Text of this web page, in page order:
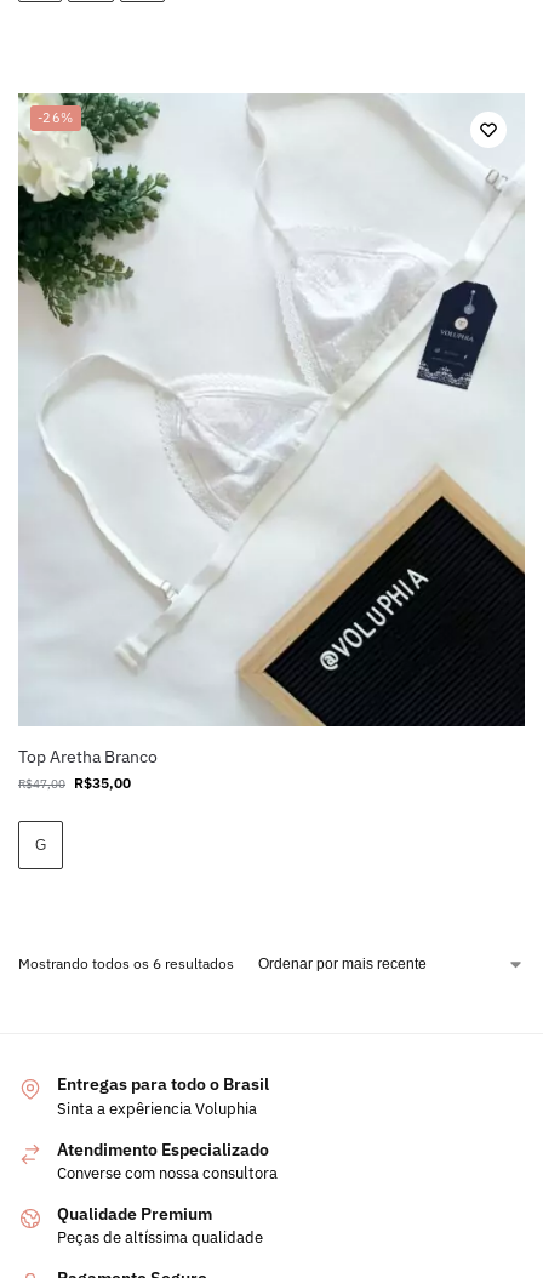
-26%
Top Aretha Branco
R$47,00 R$35,00
G
Mostrando todos os 6 resultados
Entregas para todo o Brasil
Sinta a expêriencia Voluphia
Atendimento Especializado
Converse com nossa consultora
Qualidade Premium
Peças de altíssima qualidade